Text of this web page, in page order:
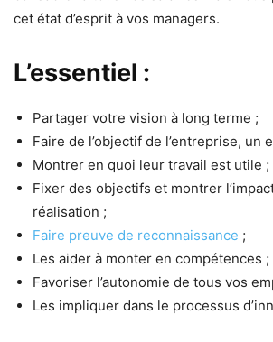
cet état d’esprit à vos managers.
L’essentiel :
Partager votre vision à long terme ;
Faire de l’objectif de l’entreprise, un
Montrer en quoi leur travail est utile ;
Fixer des objectifs et montrer
réalisation ;
Faire preuve de reconnaissance ;
Les aider à monter en compétences ;
Favoriser l’autonomie de tous vos
Les impliquer dans le processus